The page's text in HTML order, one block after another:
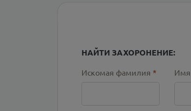
НАЙТИ ЗАХОРОНЕНИЕ:
Искомая фамилия * Имя